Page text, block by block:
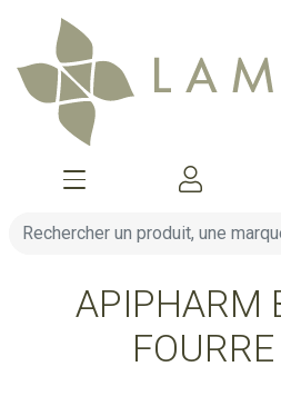
Afficher la navigation
APIPHARM